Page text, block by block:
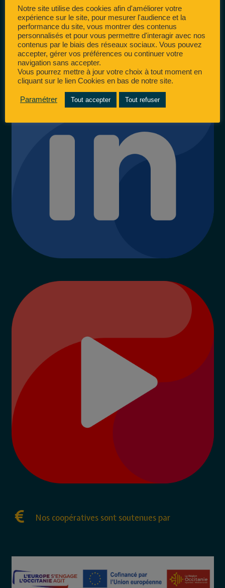
Nos coopératives sont soutenues par
Notre site utilise des cookies afin d'améliorer votre
expérience sur le site, pour mesurer l'audience et la
performance du site, vous montrer des contenus
personnalisés et pour vous permettre d'interagir avec nos
contenus par le biais des réseaux sociaux. Vous pouvez
accepter, gérer vos préférences ou continuer votre
navigation sans accepter.
Vous pourrez mettre à jour votre choix à tout moment en
cliquant sur le lien Cookies en bas de notre site.
Paramétrer Tout accepter Tout refuser